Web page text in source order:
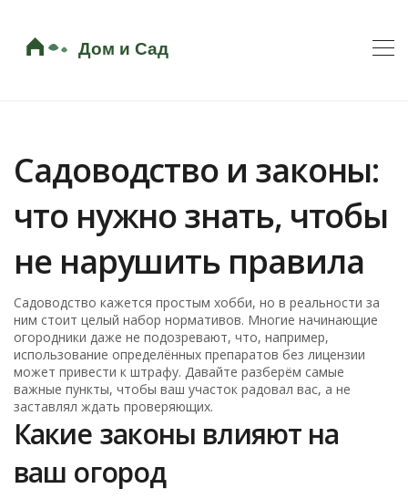
Садоводство и законы:
что нужно знать, чтобы
не нарушить правила
Садоводство кажется простым хобби, но в реальности за
ним стоит целый набор нормативов. Многие начинающие
огородники даже не подозревают, что, например,
использование определённых препаратов без лицензии
может привести к штрафу. Давайте разберём самые
важные пункты, чтобы ваш участок радовал вас, а не
заставлял ждать проверяющих.
Какие законы влияют на
ваш огород